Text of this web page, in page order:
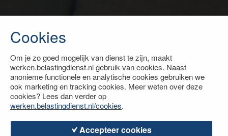
Cookies
Om je zo goed mogelijk van dienst te zijn, maakt
werken.belastingdienst.nl gebruik van cookies. Naast
anonieme functionele en analytische cookies gebruiken we
ook marketing en tracking cookies. Meer weten over deze
cookies? Lees dan verder op
werken.belastingdienst.nl/cookies.
Accepteer cookies